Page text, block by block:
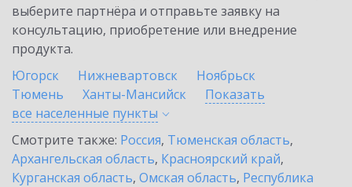
выберите партнёра и отправьте заявку на
консультацию, приобретение или внедрение
продукта.
Югорск
Нижневартовск
Ноябрьск
Тюмень
Ханты-Мансийск
Показать
все населенные пункты
Смотрите также: Россия, Тюменская область,
Архангельская область, Красноярский край,
Курганская область, Омская область, Республика